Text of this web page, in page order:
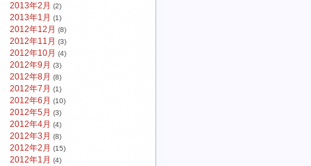
2013年2月 (2)
2013年1月 (1)
2012年12月 (8)
2012年11月 (3)
2012年10月 (4)
2012年9月 (3)
2012年8月 (8)
2012年7月 (1)
2012年6月 (10)
2012年5月 (3)
2012年4月 (4)
2012年3月 (8)
2012年2月 (15)
2012年1月 (4)